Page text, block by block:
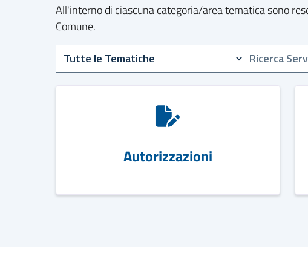
All'interno di ciascuna categoria/area tematica sono
Comune.
Autorizzazioni